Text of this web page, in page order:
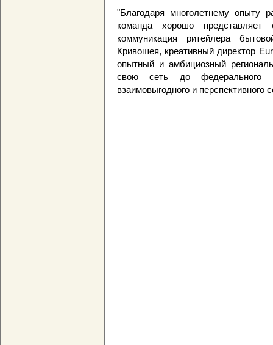
"Благодаря многолетнему опыту
команда хорошо
коммуникация ритейлера
Кривошея, креативный директор
опытный и амбициозный
свою сеть до федерального
взаимовыгодного и перспективного